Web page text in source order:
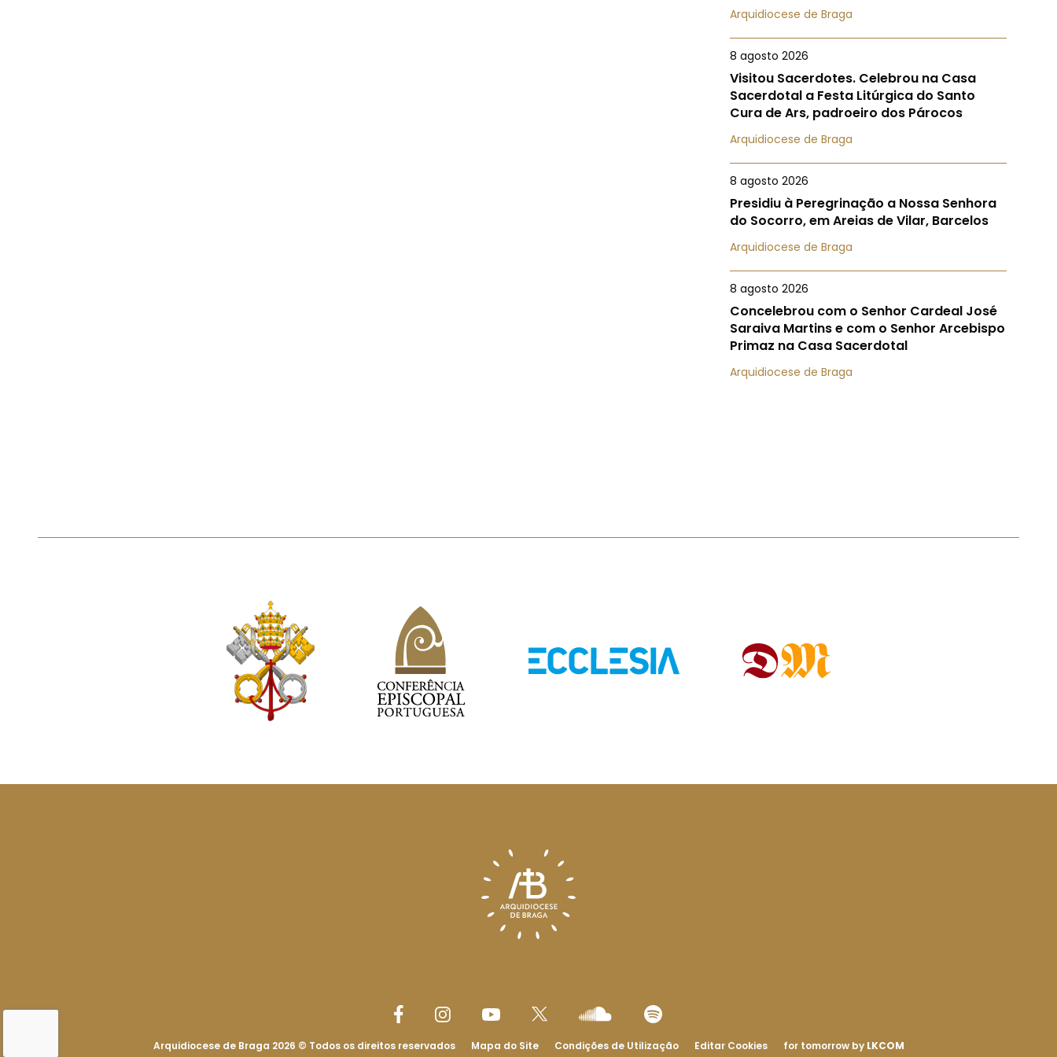
Arquidiocese de Braga
8 agosto 2026
Visitou Sacerdotes. Celebrou na Casa
Sacerdotal a Festa Litúrgica do Santo
Cura de Ars, padroeiro dos Párocos
Arquidiocese de Braga
8 agosto 2026
Presidiu à Peregrinação a Nossa Senhora
do Socorro, em Areias de Vilar, Barcelos
Arquidiocese de Braga
8 agosto 2026
Concelebrou com o Senhor Cardeal José
Saraiva Martins e com o Senhor Arcebispo
Primaz na Casa Sacerdotal
Arquidiocese de Braga
Arquidiocese de Braga 2026 © Todos os direitos reservados Mapa do Site Condições de Utilização Editar Cookies for tomorrow by LKCOM